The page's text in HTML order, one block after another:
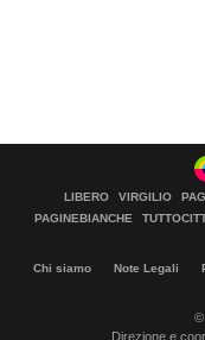
LIBERO VIRGILIO
PAGINEBIANCHE
Chi siamo Note Legali
©
Direzione e